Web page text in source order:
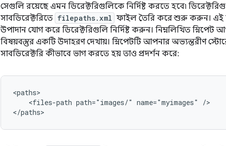
সেগুলি রয়েছে এমন ডিরেক্টরিগুলিকে নির্দিষ্ট করতে হবে৷
সাবডিরেক্টরিতে filepaths.xml ফাইল তৈরি করে শুরু করুন। এই
উপাদান যোগ করে ডিরেক্টরিগুলি নির্দিষ্ট করুন। নিম্নলিখিত স্নিপেট
বিষয়বস্তুর একটি উদাহরণ দেখায়। স্নিপেটটি আপনার অভ্যন্তরীণ
সাবডিরেক্টরি কীভাবে ভাগ করতে হয় তাও প্রদর্শন করে:
<files-path path="images/" name="myimages"
/>
</paths>